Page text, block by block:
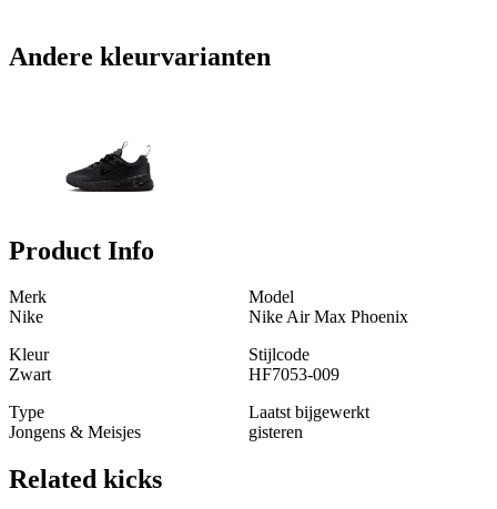
Andere kleurvarianten
Product Info
Merk
Nike
Model
Nike Air Max Phoenix
Kleur
Zwart
Stijlcode
HF7053-009
Type
Jongens & Meisjes
Laatst bijgewerkt
gisteren
Related kicks